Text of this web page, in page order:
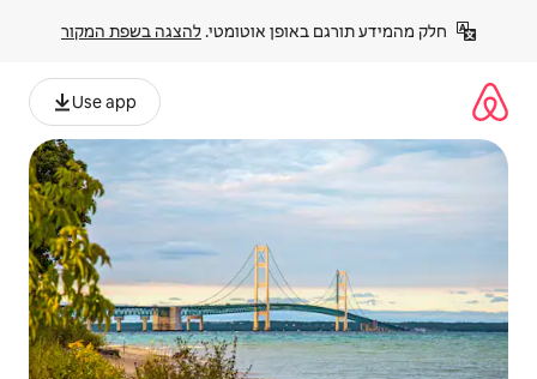
אוטומטי. להצגה בשפת המקור